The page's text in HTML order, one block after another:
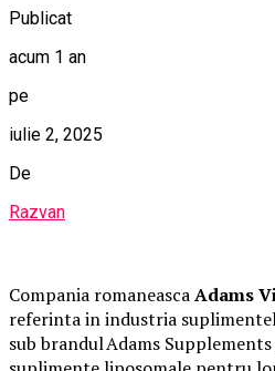
Publicat
acum 1 an
pe
iulie 2, 2025
De
Razvan
Compania romaneascaAdams
referinta in industria
sub brandul Adams